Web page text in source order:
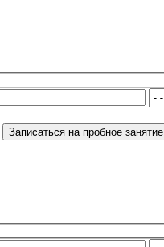
Записаться на пробное занятие